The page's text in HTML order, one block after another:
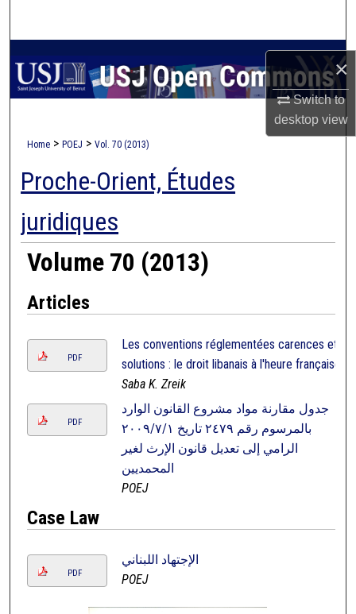
×
Switch to
desktopview
My Account
Digital Commons Network™
Home > POEJ > Vol. 70 (2013)
Proche-Orient, Études
juridiques
Volume 70 (2013)
Articles
PDF
Les conventions réglementées carences et
solutions : le droit libanais à l'heure française
Saba K. Zreik
PDF
جدول مقارنة مواد مشروع القانون الوارد
بالمرسوم رقم ٢٤٧٩ تاريخ ٢٠٠٩/٧/١
الرامي إلى تعديل قانون الإرث لغير
المحمديين
POEJ
Case Law
PDF
الإجتهاد اللبناني
POEJ